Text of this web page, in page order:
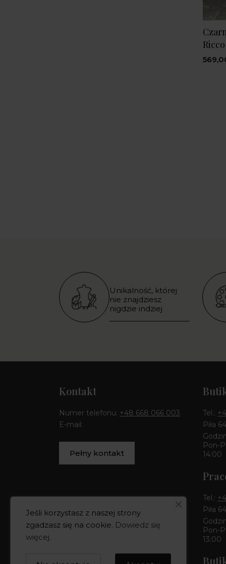
Unikalność, której
nie znajdziesz
nigdzie indziej
Kontakt
Numer telefonu: +48 668 066 003
E-mail:
Pełny kontakt
Tel.:
Piła
Pon-
14:00
Tel.:
Piła
Pon-
13:00
Jeśli korzystasz z naszej strony
zgadzasz się na cookie. Dowiedz się
więcej.